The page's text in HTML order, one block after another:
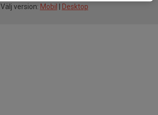
Välj version: Mobil Desktop